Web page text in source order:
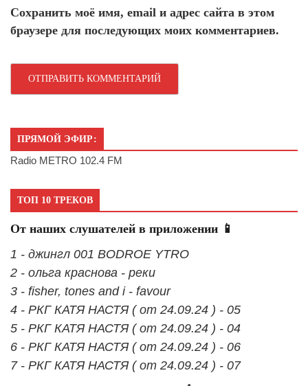
Сохранить моё имя, email и адрес сайта в этом
браузере для последующих моих комментариев.
ПРЯМОЙ ЭФИР:
Radio METRO 102.4 FM
ТОП 10 ТРЕКОВ
От наших слушателей в приложении 📱
1 - джингл 001 BODROE YTRO
2 - ольга краснова - реки
3 - fisher, tones and i - favour
4 - РКГ КАТЯ НАСТЯ ( от 24.09.24 ) - 05
5 - РКГ КАТЯ НАСТЯ ( от 24.09.24 ) - 04
6 - РКГ КАТЯ НАСТЯ ( от 24.09.24 ) - 06
7 - РКГ КАТЯ НАСТЯ ( от 24.09.24 ) - 07